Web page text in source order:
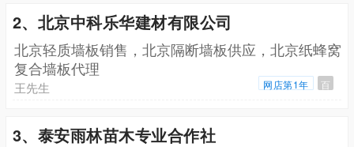
2、北京中科乐华建材有限公司
北京轻质墙板销售，北京隔断墙板供应，北京纸蜂窝
复合墙板代理
王先生 网店第1年 百
3、泰安雨林苗木专业合作社